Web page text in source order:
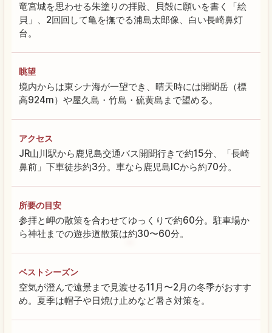
竜宮城を思わせる朱塗りの拝殿、貝殻に願いを書く「絵
貝」、2回回して亀を撫でる浦島太郎像、白い長崎鼻灯
台。
眺望
境内からは東シナ海が一望でき、晴天時には開聞岳（標
高924m）や屋久島・竹島・硫黄島まで望める。
アクセス
JR山川駅から鹿児島交通バス開聞行きで約15分、「長崎
鼻前」下車徒歩約3分。車なら鹿児島ICから約70分。
所要の目安
参拝と岬の散策を合わせてゆっくりで約60分。駐車場か
ら神社までの遊歩道散策は約30〜60分。
ベストシーズン
空気が澄んで遠景まで見渡せる11月〜2月の冬季がおすす
め。夏季は帽子や日焼け止めなど暑さ対策を。